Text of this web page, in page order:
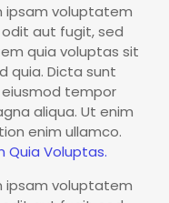
ipsam voluptatem
aut fugit, sed
quia voluptas sit
quia. Dicta sunt
eiusmod tempor
aliqua. Ut enim
enim ullamco.
Quia Voluptas.
ipsam voluptatem